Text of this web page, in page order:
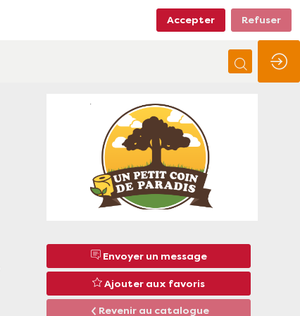
Envoyer un message
Ajouter aux favoris
Revenir au catalogue
Accepter Refuser